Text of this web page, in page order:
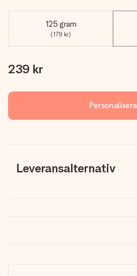
125 gram
(179 kr)
239 kr
Personalisera
Leveransalternativ